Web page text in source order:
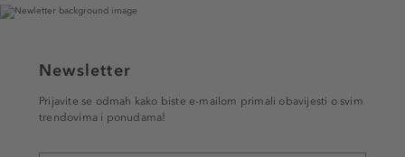
Newsletter
Prijavite se odmah kako biste e-mailom primali obavijesti o svim
trendovima i ponudama!